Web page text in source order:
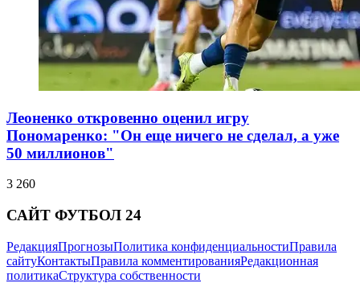
Леоненко откровенно оценил игру
Пономаренко: "Он еще ничего не сделал, а уже
50 миллионов"
3 260
САЙТ ФУТБОЛ 24
РедакцияПрогнозыПолитика конфиденциальностиПравила
сайтуКонтактыПравила комментированияРедакционная
политикаСтруктура собственности